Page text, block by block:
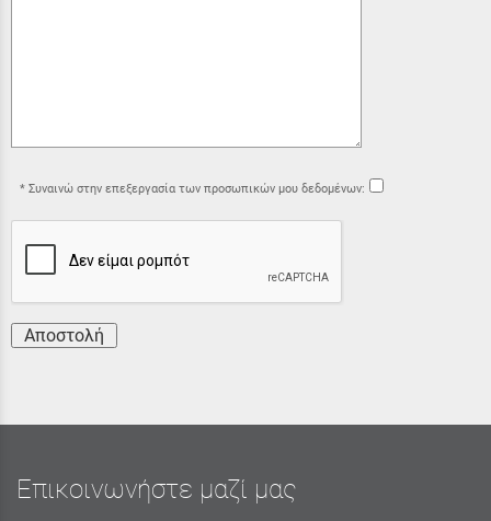
Συναινώ στην επεξεργασία των προσωπικών μου δεδομένων:
Αποστολή
Επικοινωνήστε μαζί μας